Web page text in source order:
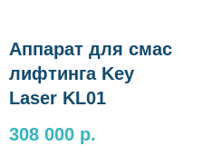
Аппарат для смас
лифтинга Key
Laser KL01
308 000 р.